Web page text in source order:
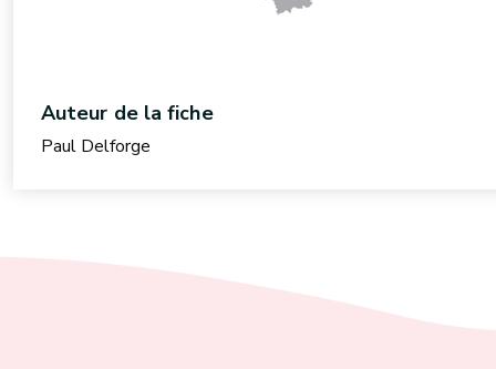
Auteur de la fiche
Paul Delforge